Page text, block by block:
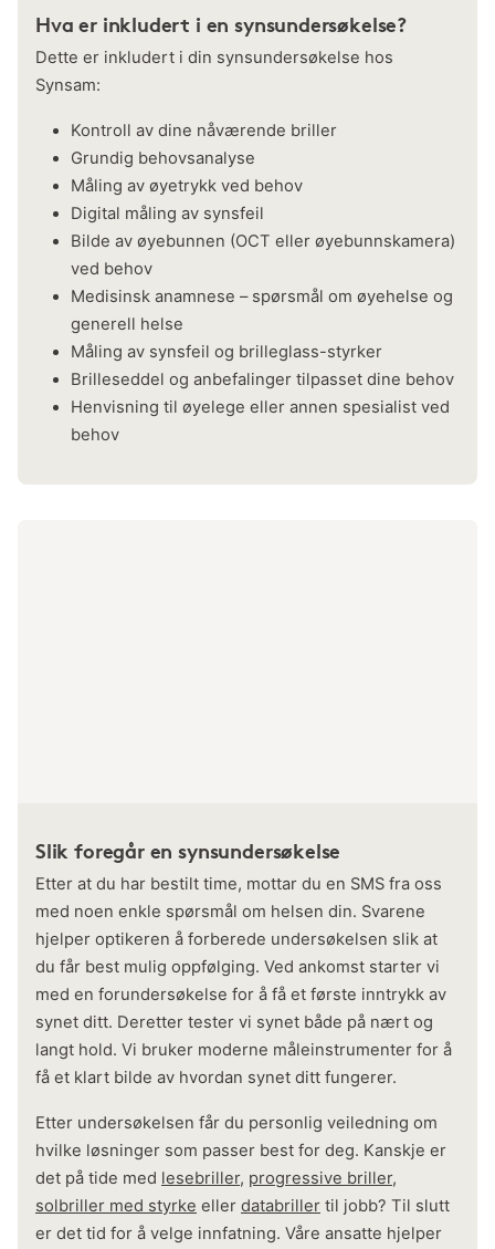
Hva er inkludert i en synsundersøkelse?
Dette er inkludert i din synsundersøkelse hos
Synsam:
Kontroll av dine nåværende briller
Grundig behovsanalyse
Måling av øyetrykk ved behov
Digital måling av synsfeil
Bilde av øyebunnen (OCT eller øyebunnskamera)
ved behov
Medisinsk anamnese – spørsmål om øyehelse og
generell helse
Måling av synsfeil og brilleglass-styrker
Brilleseddel og anbefalinger tilpasset dine behov
Henvisning til øyelege eller annen spesialist ved
behov
Slik foregår en synsundersøkelse
Etter at du har bestilt time, mottar du en SMS fra oss
med noen enkle spørsmål om helsen din. Svarene
hjelper optikeren å forberede undersøkelsen slik at
du får best mulig oppfølging. Ved ankomst starter vi
med en forundersøkelse for å få et første inntrykk av
synet ditt. Deretter tester vi synet både på nært og
langt hold. Vi bruker moderne måleinstrumenter for å
få et klart bilde av hvordan synet ditt fungerer.
Etter undersøkelsen får du personlig veiledning om
hvilke løsninger som passer best for deg. Kanskje er
det på tide med lesebriller, progressive briller,
solbriller med styrke eller databriller til jobb? Til slutt
er det tid for å velge innfatning. Våre ansatte hjelper